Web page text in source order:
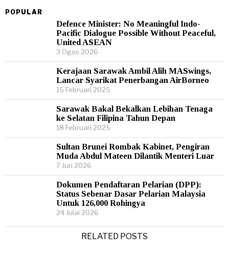
POPULAR
Defence Minister: No Meaningful Indo-
Pacific Dialogue Possible Without Peaceful,
United ASEAN
3 Ogos 2026
Kerajaan Sarawak Ambil Alih MASwings,
Lancar Syarikat Penerbangan AirBorneo
15 Februari 2025
Sarawak Bakal Bekalkan Lebihan Tenaga
ke Selatan Filipina Tahun Depan
18 Februari 2025
Sultan Brunei Rombak Kabinet, Pengiran
Muda Abdul Mateen Dilantik Menteri Luar
7 Jun 2026
Dokumen Pendaftaran Pelarian (DPP):
Status Sebenar Dasar Pelarian Malaysia
Untuk 126,000 Rohingya
24 Julai 2026
RELATED POSTS